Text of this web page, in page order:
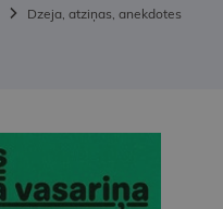
Dzeja, atziņas, anekdotes